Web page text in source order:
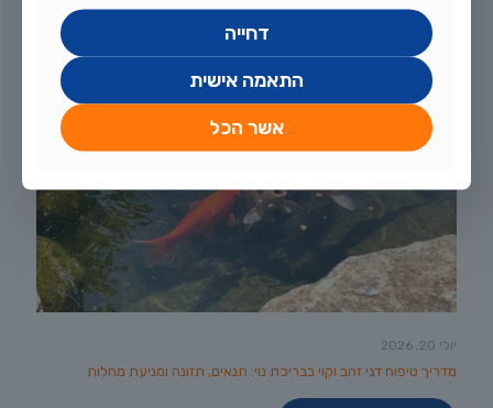
יולי 20, 2026
מדריך טיפוח דגי זהב וקוי בבריכת נוי: תנאים, תזונה ומניעת מחלות
דחייה
התאמה אישית
אשר הכל